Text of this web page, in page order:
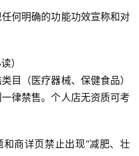
何明确的功能功效宣称和对
）
目（医疗器械、保健食品）
律禁售。个人店无资质可考
商详页禁止出现“减肥、壮